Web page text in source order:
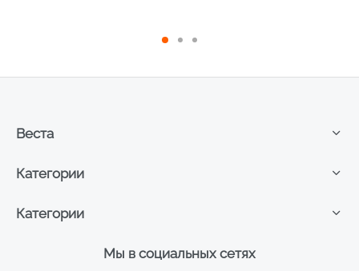
Мы в социальных сетях
Категории
Категории
Веста